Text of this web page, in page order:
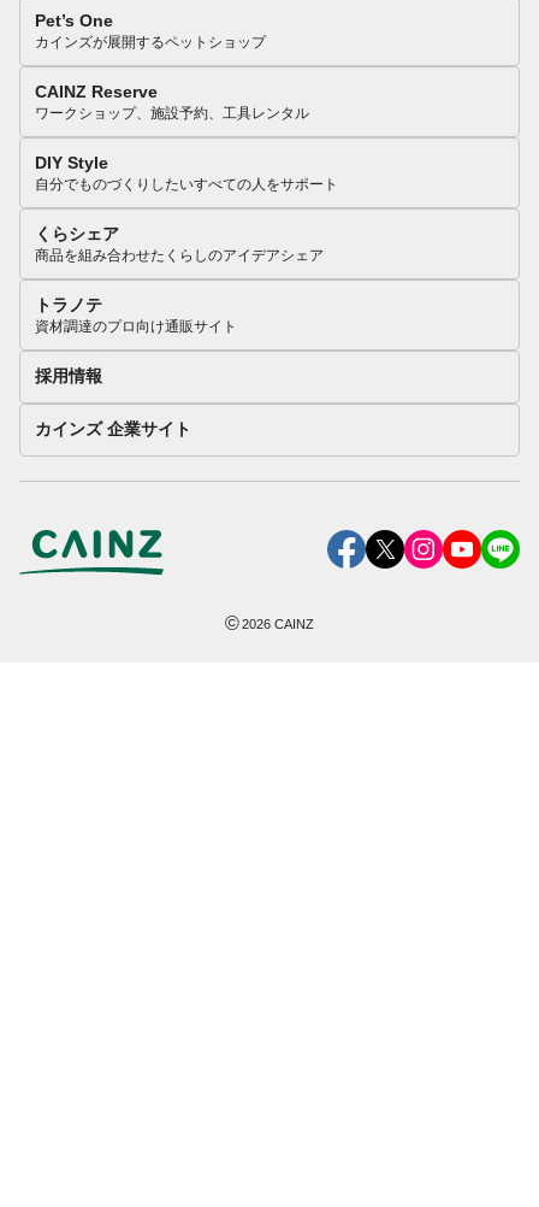
Pet’s One
カインズが展開するペットショップ
CAINZ Reserve
ワークショップ、施設予約、工具レンタル
DIY Style
自分でものづくりしたいすべての人をサポート
くらシェア
商品を組み合わせたくらしのアイデアシェア
トラノテ
資材調達のプロ向け通販サイト
採用情報
カインズ 企業サイト
©2026 CAINZ